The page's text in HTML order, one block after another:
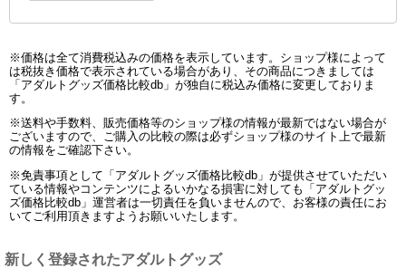
※価格は全て消費税込みの価格を表示しています。ショップ様によって
は税抜き価格で表示されている場合があり、その商品につきましては
「アダルトグッズ価格比較db」が独自に税込み価格に変更しておりま
す。
※送料や手数料、販売価格等のショップ様の情報が最新ではない場合が
ございますので、ご購入の比較の際は必ずショップ様のサイト上で最新
の情報をご確認下さい。
※免責事項として「アダルトグッズ価格比較db」が提供させていただい
ている情報やコンテンツによるいかなる損害に対しても「アダルトグッ
ズ価格比較db」運営者は一切責任を負いませんので、お客様の責任にお
いてご利用頂きますようお願いいたします。
新しく登録されたアダルトグッズ